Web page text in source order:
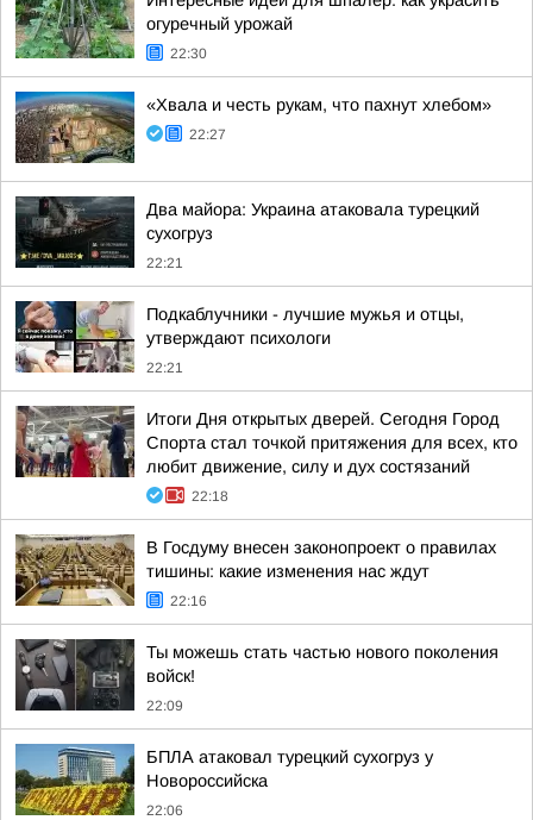
огуречный урожай
22:30
«Хвала и честь рукам, что пахнут хлебом»
22:27
Два майора: Украина атаковала турецкий
сухогруз
22:21
Подкаблучники - лучшие мужья и отцы,
утверждают психологи
22:21
Итоги Дня открытых дверей. Сегодня Город
Спорта стал точкой притяжения для всех, кто
любит движение, силу и дух состязаний
22:18
В Госдуму внесен законопроект о правилах
тишины: какие изменения нас ждут
22:16
Ты можешь стать частью нового поколения
войск!
22:09
БПЛА атаковал турецкий сухогруз у
Новороссийска
22:06